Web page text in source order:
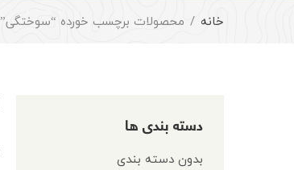
خانه محصولات برچسب خورده “سوختگی”
دسته بندی ها
بدون دسته بندی